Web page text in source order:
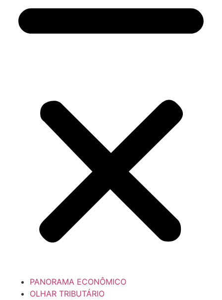
PANORAMA ECONÔMICO
OLHAR TRIBUTÁRIO